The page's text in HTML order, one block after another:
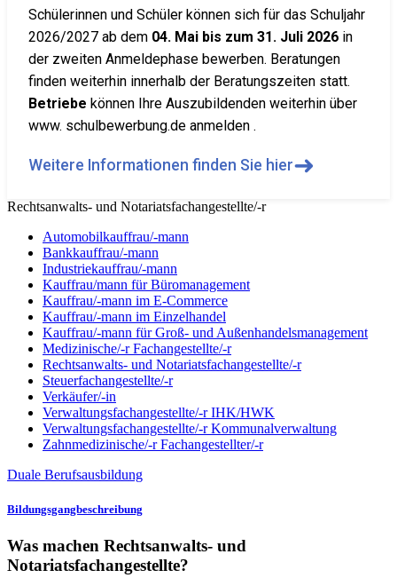
Schülerinnen und Schüler können sich für das Schuljahr
2026/2027 ab dem 04. Mai bis zum 31. Juli 2026 in
der zweiten Anmeldephase bewerben. Beratungen
finden weiterhin innerhalb der Beratungszeiten statt.
Betriebe können Ihre Auszubildenden weiterhin über
www. schulbewerbung.de anmelden .
Weitere Informationen finden Sie hier➜
Rechtsanwalts- und Notariatsfachangestellte/-r
Automobilkauffrau/-mann
Bankkauffrau/-mann
Industriekauffrau/-mann
Kauffrau/mann für Büromanagement
Kauffrau/-mann im E-Commerce
Kauffrau/-mann im Einzelhandel
Kauffrau/-mann für Groß- und Außen­handels­manage­ment
Medizinische/-r Fachangestellte/-r
Rechtsanwalts- und Notariatsfachangestellte/-r
Steuerfachangestellte/-r
Verkäufer/-in
Verwaltungs­fach­angestellte/-r IHK/HWK
Verwaltungsfach­angestellte/-r Kommunal­verwaltung
Zahnmedizinische/-r Fachangestellter/-r
Duale Berufsausbildung
Bildungsgangbeschreibung
Was machen Rechtsanwalts- und
Notariatsfachangestellte?